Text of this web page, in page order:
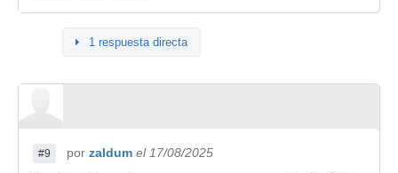
1 respuesta directa
#9 por zaldum el 17/08/2025